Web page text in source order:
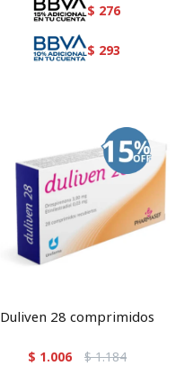
$ 276
$ 293
Duliven 28 comprimidos
$ 1.006 $ 1.184